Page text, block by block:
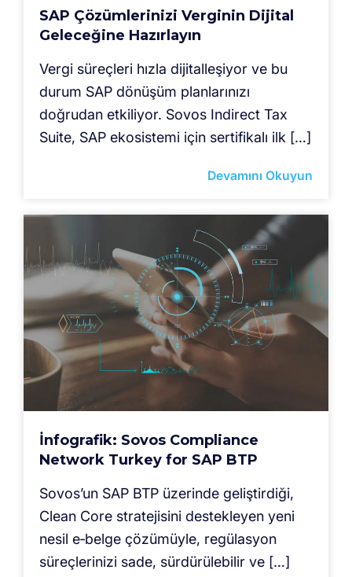
SAP Çözümlerinizi Verginin Dijital
Geleceğine Hazırlayın
Vergi süreçleri hızla dijitalleşiyor ve bu
durum SAP dönüşüm planlarınızı
doğrudan etkiliyor. Sovos Indirect Tax
Suite, SAP ekosistemi için sertifikalı ilk […]
Devamını Okuyun
İnfografik: Sovos Compliance
Network Turkey for SAP BTP
Sovos’un SAP BTP üzerinde geliştirdiği,
Clean Core stratejisini destekleyen yeni
nesil e‑belge çözümüyle, regülasyon
süreçlerinizi sade, sürdürülebilir ve […]